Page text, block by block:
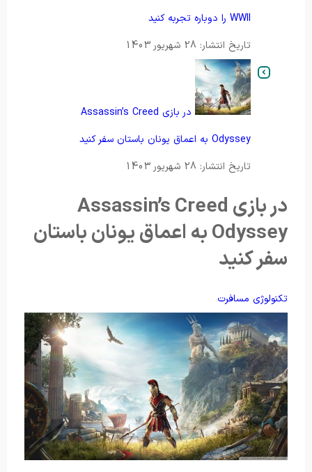
WWII را دوباره تجربه کنید
تاریخ انتشار: 28 شهریور 1403
در بازی Assassin’s Creed
Odyssey به اعماق یونان باستان سفر کنید
تاریخ انتشار: 28 شهریور 1403
در بازی Assassin’s Creed
Odyssey به اعماق یونان باستان
سفر کنید
تکنولوژی مسافرت